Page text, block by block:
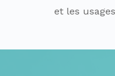
et les